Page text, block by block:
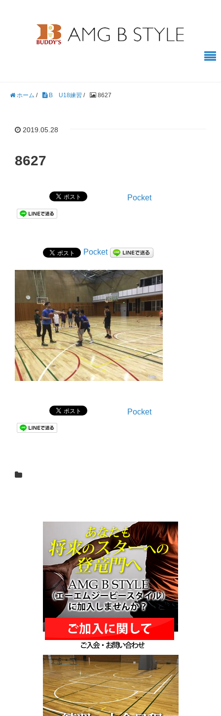
ホーム / B U18練習 / 8627
2019.05.28
8627
Pocket
Pocket
Pocket